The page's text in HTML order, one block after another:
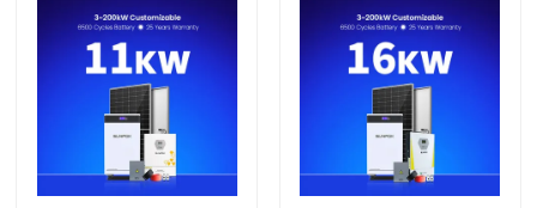
Chi Siamo
Visita alla fabbrica
Controllo della qualità